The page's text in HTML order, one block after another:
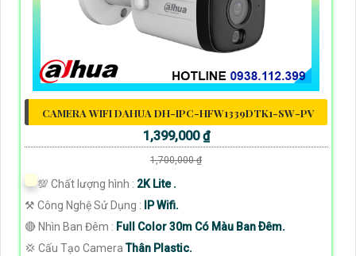
CAMERA WIFI DAHUA DH-IPC-HFW1339DTK1-SW-PV
1,399,000 ₫
1,700,000 ₫
💯 Chất lượng hình : 2K Lite .
⚒ Công Nghệ Sử Dụng :
IP Wifi.
🔴 Nhìn Ban Đêm : Full Color 30m Có Màu Ban Ðêm.
💢 Cấu Tạo CameraThân Plastic.